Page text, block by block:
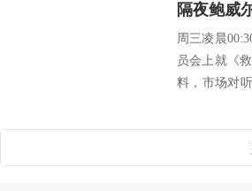
隔夜鲍威
周三凌晨
员会上就《
料，市场对